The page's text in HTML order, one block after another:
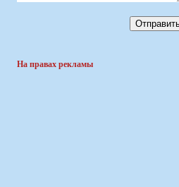
На правах рекламы